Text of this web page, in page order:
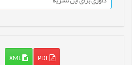
PDF
XML